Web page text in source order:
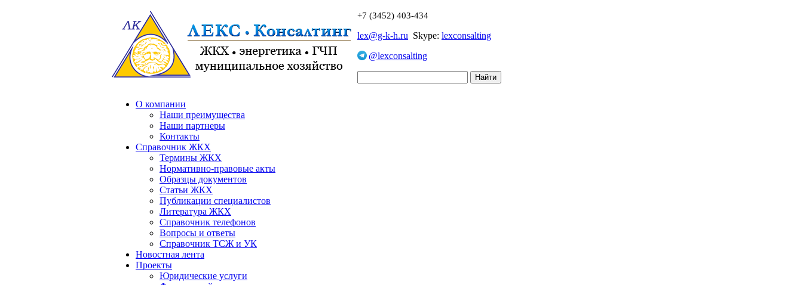
+7 (3452) 403-434
lex@g-k-h.ru Skype: lexconsalting
@lexconsalting
О компании
Наши преимущества
Наши партнеры
Контакты
Справочник ЖКХ
Термины ЖКХ
Нормативно-правовые акты
Образцы документов
Статьи ЖКХ
Публикации специалистов
Литература ЖКХ
Справочник телефонов
Вопросы и ответы
Справочник ТСЖ и УК
Новостная лента
Проекты
Юридические услуги